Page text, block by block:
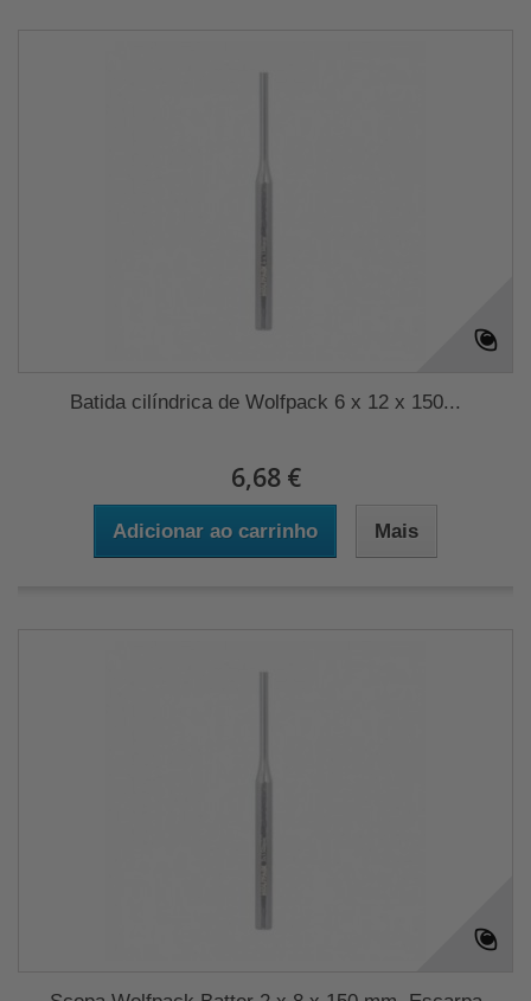
Batida cilíndrica de Wolfpack 6 x 12 x 150...
6,68 €
Adicionar ao carrinho Mais